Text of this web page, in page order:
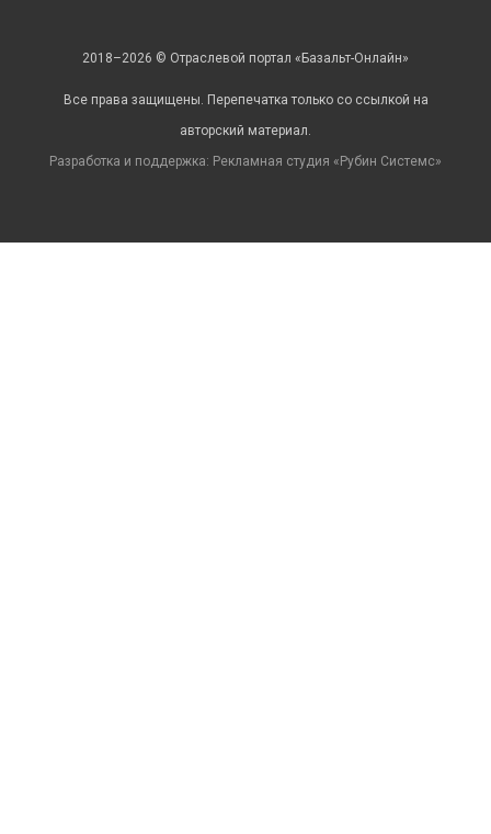
2018–2026 © Отраслевой портал «Базальт-Онлайн»
Все права защищены. Перепечатка только со ссылкой на
авторский материал.
Разработка и поддержка: Рекламная студия « Рубин Системс»